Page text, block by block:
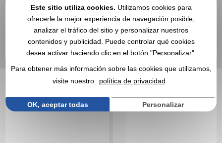
Camiseta técnica
transpirable RPET
(reciclado) 135 g/m2
Réf. 00053V0136563
Camiseta de mujer Color
"keya" WCS180
Este sitio utiliza cookies. Utilizamos cookies para
ofrecerle la mejor experiencia de navegación posible,
analizar el tráfico del sitio y personalizar nuestros
contenidos y publicidad. Puede controlar qué cookies
desea activar haciendo clic en el botón "Personalizar".
Para obtener más información sobre las cookies que utilizamos,
visite nuestro
política de privacidad
OK, aceptar todas Personalizar